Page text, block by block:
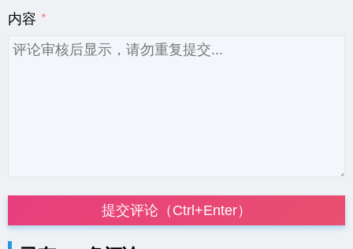
内容
提交评论（Ctrl+Enter）